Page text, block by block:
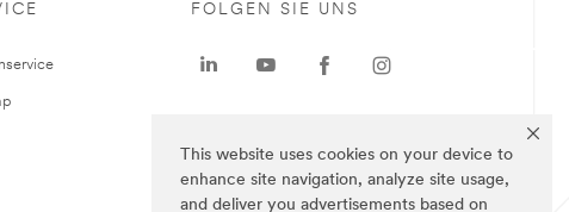
This website uses cookies on your device to
enhance site navigation, analyze site usage,
and deliver you advertisements based on
FOLGEN SIE UNS